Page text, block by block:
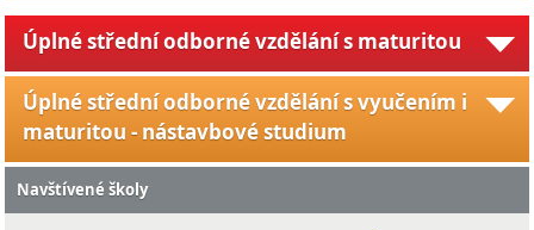
Úplné střední odborné vzdělání s maturitou
Úplné střední odborné vzdělání s vyučením i
maturitou - nástavbové studium
Navštívené školy